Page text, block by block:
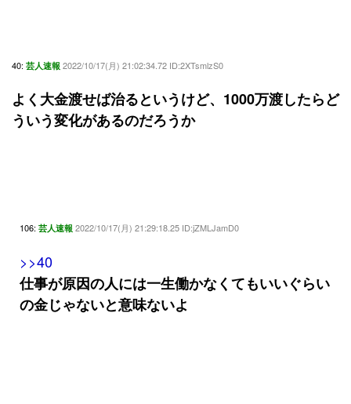
40: 芸人速報 2022/10/17(月) 21:02:34.72 ID:2XTsmlzS0
よく大金渡せば治るというけど、1000万渡したらど
ういう変化があるのだろうか
106: 芸人速報 2022/10/17(月) 21:29:18.25 ID:jZMLJamD0
>>40
仕事が原因の人には一生働かなくてもいいぐらい
の金じゃないと意味ないよ